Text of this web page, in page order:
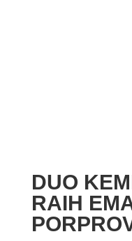
DUO
RAIH